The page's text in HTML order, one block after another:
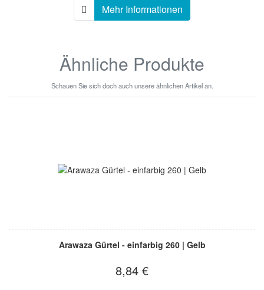
Mehr Informationen
Ähnliche Produkte
Schauen Sie sich doch auch unsere ähnlichen Artikel an.
Arawaza Gürtel - einfarbig 260 | Gelb
8,84 €